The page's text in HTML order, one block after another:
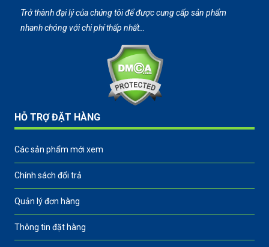
Trở thành đại lý của chúng tôi để được cung cấp sản phẩm
nhanh chóng với chi phí thấp nhất…
HỖ TRỢ ĐẶT HÀNG
Các sản phẩm mới xem
Chính sách đổi trả
Quản lý đơn hàng
Thông tin đặt hàng